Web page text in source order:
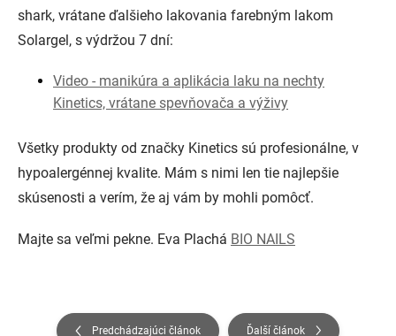
shark, vrátane ďalšieho lakovania farebným lakom
Solargel, s výdržou 7 dní:
Video - manikúra a aplikácia laku na nechty
Kinetics, vrátane spevňovača a výživy
Všetky produkty od značky Kinetics sú profesionálne, v
hypoalergénnej kvalite. Mám s nimi len tie najlepšie
skúsenosti a verím, že aj vám by mohli pomôcť.
Majte sa veľmi pekne. Eva Plachá BIO NAILS
Predchádzajúci článok Ďalší článok